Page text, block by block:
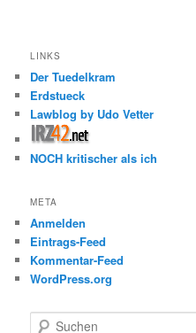
LINKS
Der Tuedelkram
Erdstueck
Lawblog by Udo Vetter
NOCH kritischer als ich
META
Anmelden
Eintrags-Feed
Kommentar-Feed
WordPress.org